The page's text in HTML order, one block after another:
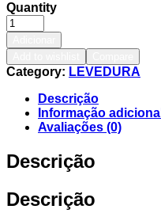
Quantity
Category: LEVEDURA
Descrição
Informação adicional
Avaliações (0)
Descrição
Descrição